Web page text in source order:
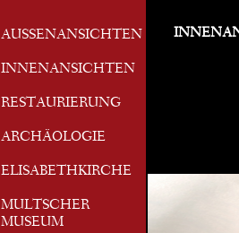
AUSSENANSICHTEN
INNENANSICHTEN
RESTAURIERUNG
ARCHÄOLOGIE
ELISABETHKIRCHE
MULTSCHER
MUSEUM